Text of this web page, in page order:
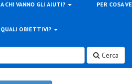
A CHI VANNO GLI AIUTI? PER COSA
QUALI OBIETTIVI?
Cerca